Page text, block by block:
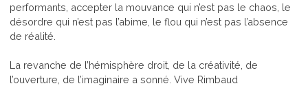
performants, accepter la mouvance qui n’est pas le chaos, le
désordre qui n’est pas l’abime, le flou qui n’est pas l’absence
de réalité.
La revanche de l’hémisphère droit, de la créativité, de
l’ouverture, de l’imaginaire a sonné. Vive Rimbaud